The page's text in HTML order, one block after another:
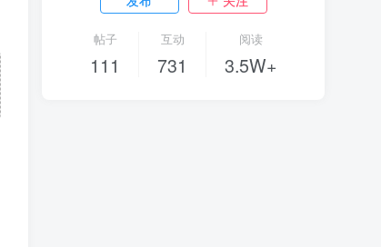
帖子
111
互动
731
阅读
3.5W+